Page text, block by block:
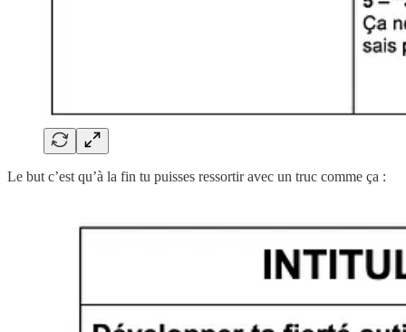
Le but c’est qu’à la fin tu puisses ressortir avec un truc comme ça :